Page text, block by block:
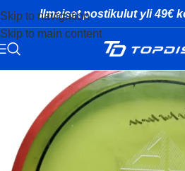
Skip to navigation
Skip to main content
Ilmaiset postikulut yli 49€